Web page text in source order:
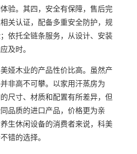
验。其四，安全有保障，售后完
关认证，配备多重安全防护，规
依托全链条服务，从设计、安装
及时。
娅木业的产品性价比高。虽然产
非高不可攀。以家用汗蒸房为
尺寸、材质和配置有所差异，但
品质的进口产品，价格更为亲
生休闲设备的消费者来说，科美
错的选择。